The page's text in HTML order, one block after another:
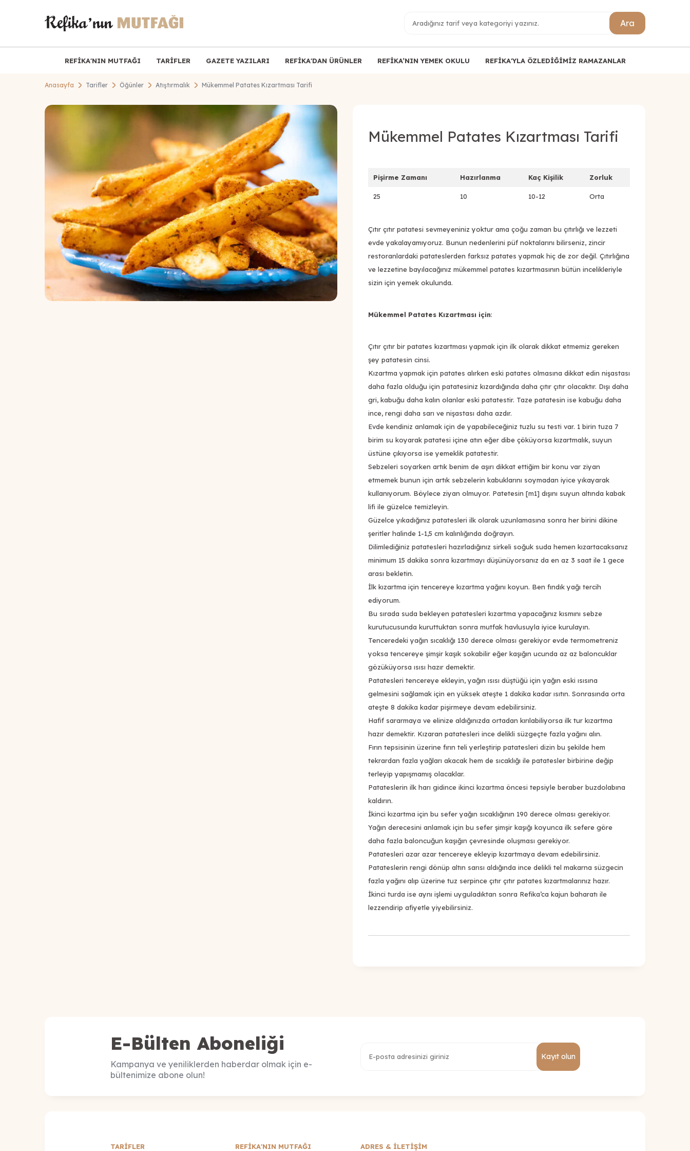
Ara
REFİKA'NIN MUTFAĞI TARİFLER GAZETE YAZILARI REFİKA'DAN ÜRÜNLER REFİKA’NIN YEMEK OKULU REFİKA'YLA ÖZLEDİĞİMİZ RAMAZANLAR
Anasayfa Tarifler Öğünler Atıştırmalık Mükemmel Patates Kızartması Tarifi
Mükemmel Patates Kızartması Tarifi
Pişirme Zamanı Hazırlanma Kaç Kişilik Zorluk
25 10 10-12 Orta
Çıtır çıtır patatesi sevmeyeniniz yoktur ama çoğu zaman bu çıtırlığı ve lezzeti
evde yakalayamıyoruz. Bunun nedenlerini püf noktalarını bilirseniz, zincir
restoranlardaki patateslerden farksız patates yapmak hiç de zor değil. Çıtırlığına
ve lezzetine bayılacağınız mükemmel patates kızartmasının bütün incelikleriyle
sizin için yemek okulunda.
Mükemmel Patates Kızartması için:
Çıtır çıtır bir patates kızartması yapmak için ilk olarak dikkat etmemiz gereken
şey patatesin cinsi.
Kızartma yapmak için patates alırken eski patates olmasına dikkat edin nişastası
daha fazla olduğu için patatesiniz kızardığında daha çıtır çıtır olacaktır. Dışı daha
gri, kabuğu daha kalın olanlar eski patatestir. Taze patatesin ise kabuğu daha
ince, rengi daha sarı ve nişastası daha azdır.
Evde kendiniz anlamak için de yapabileceğiniz tuzlu su testi var. 1 birin tuza 7
birim su koyarak patatesi içine atın eğer dibe çöküyorsa kızartmalık, suyun
üstüne çıkıyorsa ise yemeklik patatestir.
Sebzeleri soyarken artık benim de aşırı dikkat ettiğim bir konu var ziyan
etmemek bunun için artık sebzelerin kabuklarını soymadan iyice yıkayarak
kullanıyorum. Böylece ziyan olmuyor. Patetesin [m1] dışını suyun altında kabak
lifi ile güzelce temizleyin.
Güzelce yıkadığınız patatesleri ilk olarak uzunlamasına sonra her birini dikine
şeritler halinde 1-1,5 cm kalınlığında doğrayın.
Dilimlediğiniz patatesleri hazırladığınız sirkeli soğuk suda hemen kızartacaksanız
minimum 15 dakika sonra kızartmayı düşünüyorsanız da en az 3 saat ile 1 gece
arası bekletin.
İlk kızartma için tencereye kızartma yağını koyun. Ben fındık yağı tercih
ediyorum.
Bu sırada suda bekleyen patatesleri kızartma yapacağınız kısmını sebze
kurutucusunda kuruttuktan sonra mutfak havlusuyla iyice kurulayın.
Tenceredeki yağın sıcaklığı 130 derece olması gerekiyor evde termometreniz
yoksa tencereye şimşir kaşık sokabilir eğer kaşığın ucunda az az baloncuklar
gözüküyorsa ısısı hazır demektir.
Patatesleri tencereye ekleyin, yağın ısısı düştüğü için yağın eski ısısına
gelmesini sağlamak için en yüksek ateşte 1 dakika kadar ısıtın. Sonrasında orta
ateşte 8 dakika kadar pişirmeye devam edebilirsiniz.
Hafif sararmaya ve elinize aldığınızda ortadan kırılabiliyorsa ilk tur kızartma
hazır demektir. Kızaran patatesleri ince delikli süzgeçte fazla yağını alın.
Fırın tepsisinin üzerine fırın teli yerleştirip patatesleri dizin bu şekilde hem
tekrardan fazla yağları akacak hem de sıcaklığı ile patatesler birbirine değip
terleyip yapışmamış olacaklar.
Patateslerin ilk harı gidince ikinci kızartma öncesi tepsiyle beraber buzdolabına
kaldırın.
İkinci kızartma için bu sefer yağın sıcaklığının 190 derece olması gerekiyor.
Yağın derecesini anlamak için bu sefer şimşir kaşığı koyunca ilk sefere göre
daha fazla baloncuğun kaşığın çevresinde oluşması gerekiyor.
Patatesleri azar azar tencereye ekleyip kızartmaya devam edebilirsiniz.
Patateslerin rengi dönüp altın sarısı aldığında ince delikli tel makarna süzgecin
fazla yağını alıp üzerine tuz serpince çıtır çıtır patates kızartmalarınız hazır.
İkinci turda ise aynı işlemi uyguladıktan sonra Refika’ca kajun baharatı ile
lezzendirip afiyetle yiyebilirsiniz.
E-Bülten Aboneliği
Kampanya ve yeniliklerden haberdar olmak için e-
bültenimize abone olun!
Kayıt olun
TARİFLER REFİKA'NIN MUTFAĞI ADRES & İLETIŞIM